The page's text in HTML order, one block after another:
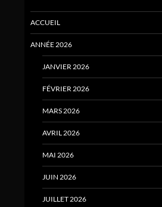
ACCUEIL
ANNÉE 2026
JANVIER 2026
FÉVRIER 2026
MARS 2026
AVRIL 2026
MAI 2026
JUIN 2026
JUILLET 2026